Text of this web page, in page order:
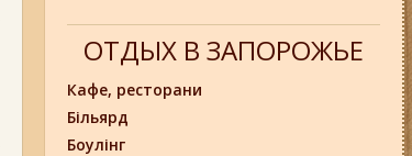
ОТДЫХ В ЗАПОРОЖЬЕ
Кафе, ресторани
Більярд
Боулінг